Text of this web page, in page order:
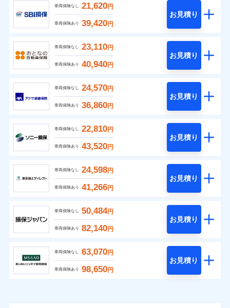
車両保険なし 21,620円
車両保険あり 39,420円
お見積り
車両保険なし 23,110円
車両保険あり 40,940円
お見積り
車両保険なし 24,570円
車両保険あり 36,860円
お見積り
車両保険なし 22,810円
車両保険あり 43,520円
お見積り
車両保険なし 24,598円
車両保険あり 41,266円
お見積り
車両保険なし 50,484円
車両保険あり 82,140円
お見積り
車両保険なし 63,070円
車両保険あり 98,650円
お見積り